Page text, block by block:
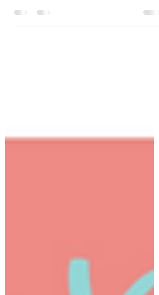
? (...)Ils ne peuvent pas comprendre ce que je
vis…